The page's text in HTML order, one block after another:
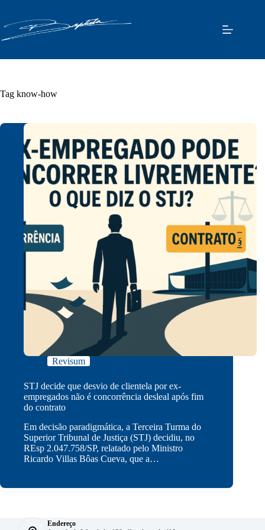
o
conteúdo
Tag know-how
Revisum
STJ decide que desvio de clientela por ex-
empregados não é concorrência desleal após fim
do contrato
Em decisão paradigmática, a Terceira Turma do
Superior Tribunal de Justiça (STJ) decidiu, no
REsp 2.047.758/SP, relatado pelo Ministro
Ricardo Villas Bôas Cueva, que a…
Endereço